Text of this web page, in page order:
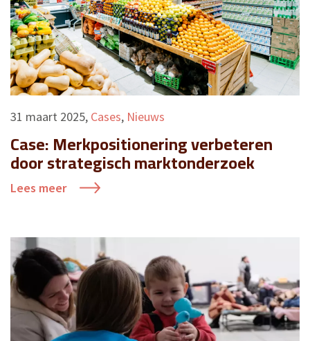
31 maart 2025, Cases, Nieuws
Case: Merkpositionering verbeteren
door strategisch marktonderzoek
Lees meer